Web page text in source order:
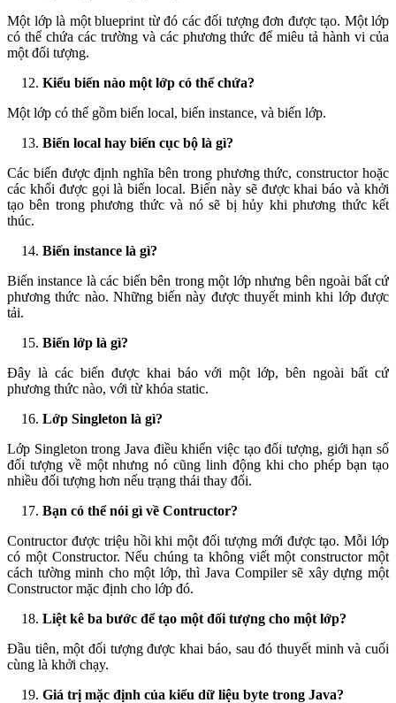
Một lớp là một blueprint từ đó các đối tượng đơn được tạo. Một lớp
có thể chứa các trường và các phương thức để miêu tả hành vi của
một đối tượng.
Kiểu biến nào một lớp có thể chứa?
Một lớp có thể gồm biến local, biến instance, và biến lớp.
Biến local hay biến cục bộ là gì?
Các biến được định nghĩa bên trong phương thức, constructor hoặc
các khối được gọi là biến local. Biến này sẽ được khai báo và khởi
tạo bên trong phương thức và nó sẽ bị hủy khi phương thức kết
thúc.
Biến instance là gì?
Biến instance là các biến bên trong một lớp nhưng bên ngoài bất cứ
phương thức nào. Những biến này được thuyết minh khi lớp được
tải.
Biến lớp là gì?
Đây là các biến được khai báo với một lớp, bên ngoài bất cứ
phương thức nào, với từ khóa static.
Lớp Singleton là gì?
Lớp Singleton trong Java điều khiển việc tạo đối tượng, giới hạn số
đối tượng về một nhưng nó cũng linh động khi cho phép bạn tạo
nhiều đối tượng hơn nếu trạng thái thay đổi.
Bạn có thể nói gì về Contructor?
Contructor được triệu hồi khi một đối tượng mới được tạo. Mỗi lớp
có một Constructor. Nếu chúng ta không viết một constructor một
cách tường minh cho một lớp, thì Java Compiler sẽ xây dựng một
Constructor mặc định cho lớp đó.
Liệt kê ba bước để tạo một đối tượng cho một lớp?
Đầu tiên, một đối tượng được khai báo, sau đó thuyết minh và cuối
cùng là khởi chạy.
Giá trị mặc định của kiểu dữ liệu byte trong Java?